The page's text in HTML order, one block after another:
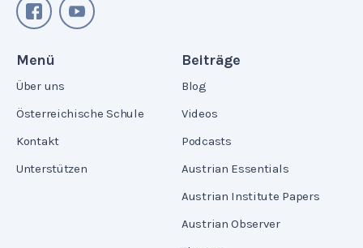
Menü
Über uns
Österreichische Schule
Kontakt
Unterstützen
Beiträge
Blog
Videos
Podcasts
Austrian Essentials
Austrian Institute Papers
Austrian Observer